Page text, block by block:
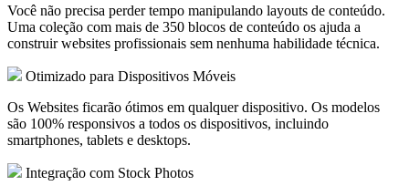
Você não precisa perder tempo manipulando layouts de conteúdo.
Uma coleção com mais de 350 blocos de conteúdo os ajuda a
construir websites profissionais sem nenhuma habilidade técnica.
Otimizado para Dispositivos Móveis
Os Websites ficarão ótimos em qualquer dispositivo. Os modelos
são 100% responsivos a todos os dispositivos, incluindo
smartphones, tablets e desktops.
Integração com Stock Photos